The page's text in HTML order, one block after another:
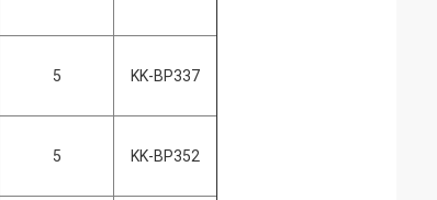
5 KK-BP337
5 KK-BP352